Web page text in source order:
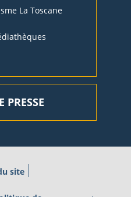
La Toscane
PRESSE
site